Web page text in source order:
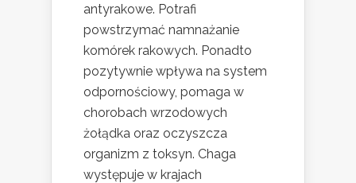
antyrakowe. Potrafi
powstrzymać namnażanie
komórek rakowych. Ponadto
pozytywnie wpływa na system
odpornościowy, pomaga w
chorobach wrzodowych
żołądka oraz oczyszcza
organizm z toksyn. Chaga
występuje w krajach